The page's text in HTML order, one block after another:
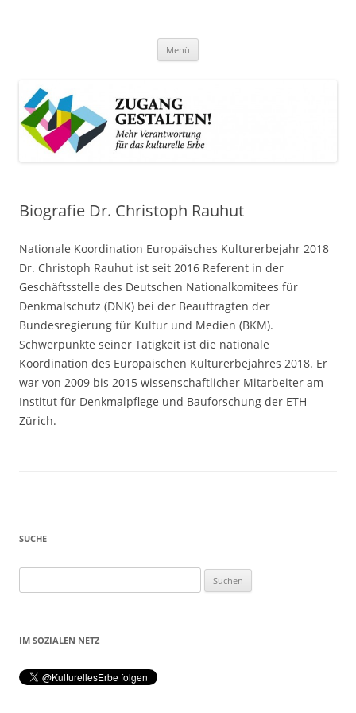
Menü
Biografie Dr. Christoph Rauhut
Nationale Koordination Europäisches Kulturerbejahr 2018
Dr. Christoph Rauhut ist seit 2016 Referent in der
Geschäftsstelle des Deutschen Nationalkomitees für
Denkmalschutz (DNK) bei der Beauftragten der
Bundesregierung für Kultur und Medien (BKM).
Schwerpunkte seiner Tätigkeit ist die nationale
Koordination des Europäischen Kulturerbejahres 2018. Er
war von 2009 bis 2015 wissenschaftlicher Mitarbeiter am
Institut für Denkmalpflege und Bauforschung der ETH
Zürich.
SUCHE
nach:
IM SOZIALEN NETZ